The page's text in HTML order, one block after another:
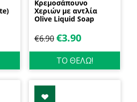
Κρεμοσάπουνο
Χεριών με αντλία
Olive Liquid Soap
€6.90 €3.90
ΤΟ ΘΕΛΩ!